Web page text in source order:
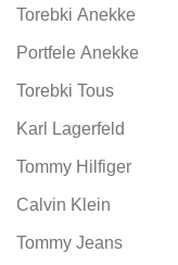
Torebki Anekke
Portfele Anekke
Torebki Tous
Karl Lagerfeld
Tommy Hilfiger
Calvin Klein
Tommy Jeans